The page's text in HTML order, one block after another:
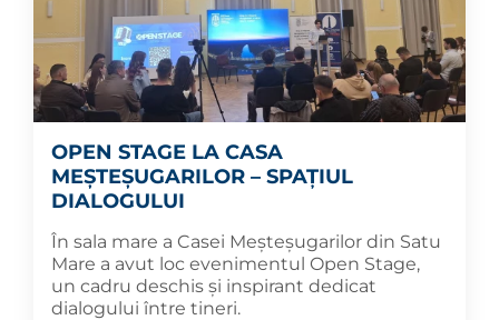
OPEN STAGE LA CASA
MEȘTEȘUGARILOR – SPAȚIUL
DIALOGULUI
În sala mare a Casei Meșteșugarilor din Satu
Mare a avut loc evenimentul Open Stage,
un cadru deschis și inspirant dedicat
dialogului între tineri.